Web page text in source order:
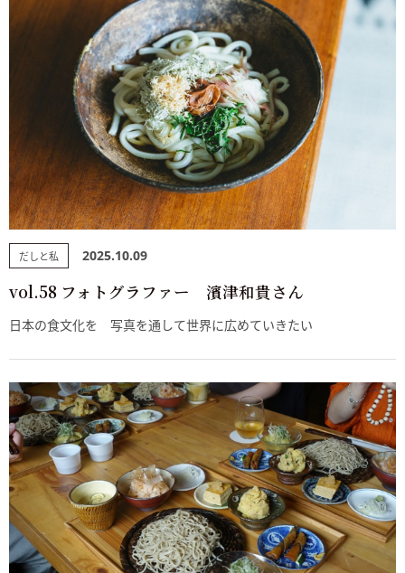
だしと私 2025.10.09
vol.58 フォトグラファー 濱津和貴さん
日本の食文化を 写真を通して世界に広めていきたい